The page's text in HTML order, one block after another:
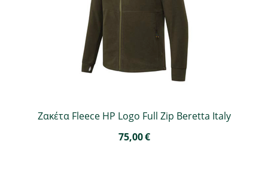
Ζακέτα Fleece HP Logo Full Zip Beretta Italy
75,00€